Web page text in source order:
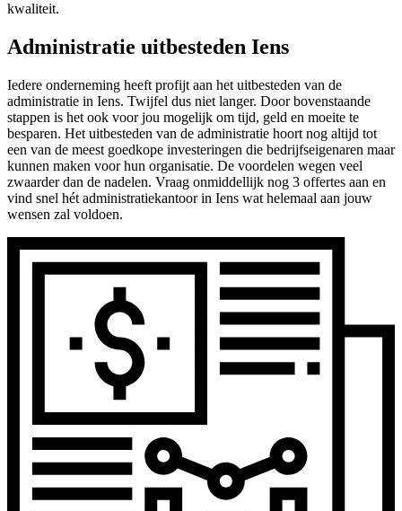
kwaliteit.
Administratie uitbesteden Iens
Iedere onderneming heeft profijt aan het uitbesteden van de
administratie in Iens. Twijfel dus niet langer. Door bovenstaande
stappen is het ook voor jou mogelijk om tijd, geld en moeite te
besparen. Het uitbesteden van de administratie hoort nog altijd tot
een van de meest goedkope investeringen die bedrijfseigenaren maar
kunnen maken voor hun organisatie. De voordelen wegen veel
zwaarder dan de nadelen. Vraag onmiddellijk nog 3 offertes aan en
vind snel hét administratiekantoor in Iens wat helemaal aan jouw
wensen zal voldoen.